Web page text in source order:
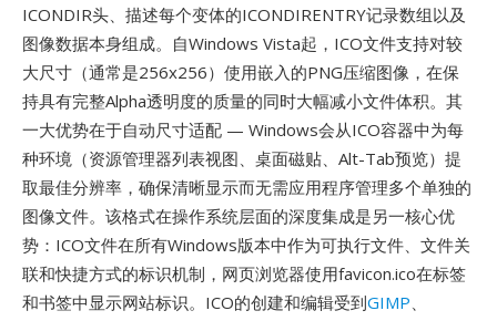
ICONDIR头、描述每个变体的ICONDIRENTRY记录数组以及
图像数据本身组成。自Windows Vista起，ICO文件支持对较
大尺寸（通常是256x256）使用嵌入的PNG压缩图像，在保
持具有完整Alpha透明度的质量的同时大幅减小文件体积。其
一大优势在于自动尺寸适配 — Windows会从ICO容器中为每
种环境（资源管理器列表视图、桌面磁贴、Alt-Tab预览）提
取最佳分辨率，确保清晰显示而无需应用程序管理多个单独的
图像文件。该格式在操作系统层面的深度集成是另一核心优
势：ICO文件在所有Windows版本中作为可执行文件、文件关
联和快捷方式的标识机制，网页浏览器使用favicon.ico在标签
和书签中显示网站标识。ICO的创建和编辑受到GIMP、